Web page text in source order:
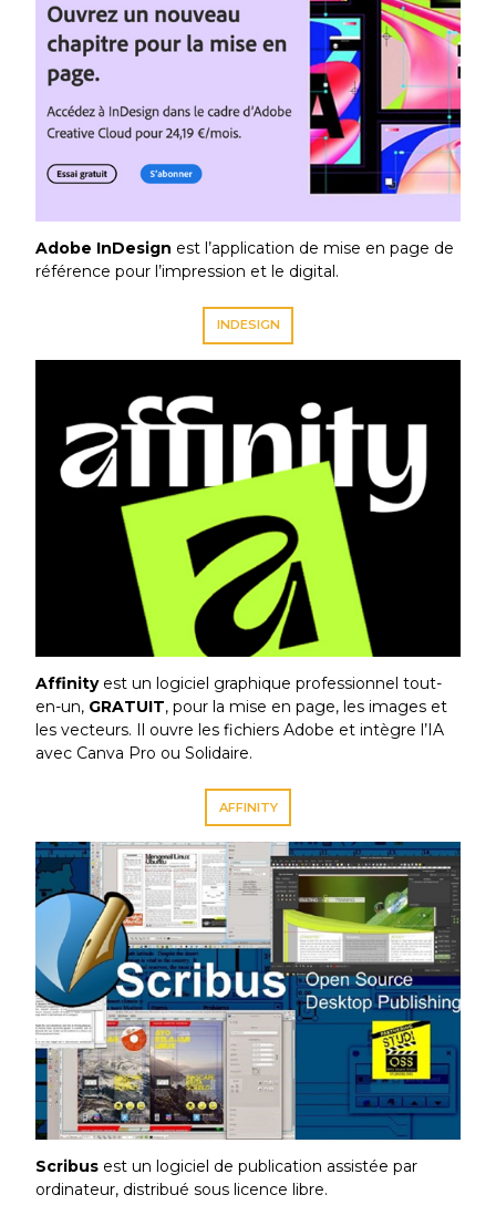
Adobe InDesign est l’application de mise en page de
référence pour l’impression et le digital.
INDESIGN
Affinityest un logiciel graphique professionnel tout-
en-un, GRATUIT, pour la mise en page, les images et
les vecteurs. Il ouvre les fichiers Adobe et intègre l’IA
avec Canva Pro ou Solidaire.
AFFINITY
Scribus est un logiciel de publication assistée par
ordinateur, distribué sous licence libre.